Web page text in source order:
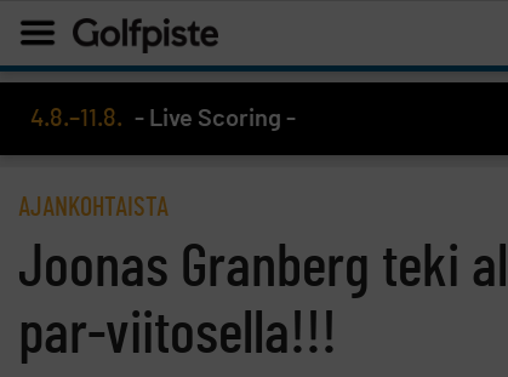
4.8.–11.8. - Live Scoring -
AJANKOHTAISTA
Joonas Granberg teki
par-viitosella!!!